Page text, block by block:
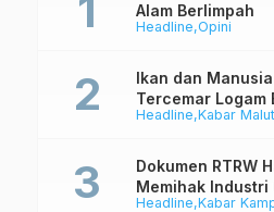
Headline Opini
Alam Berlimpah
Headline Kabar Malut
Ikan dan Manusia di
Headline Kabar
Dokumen RTRW
Memihak Industri